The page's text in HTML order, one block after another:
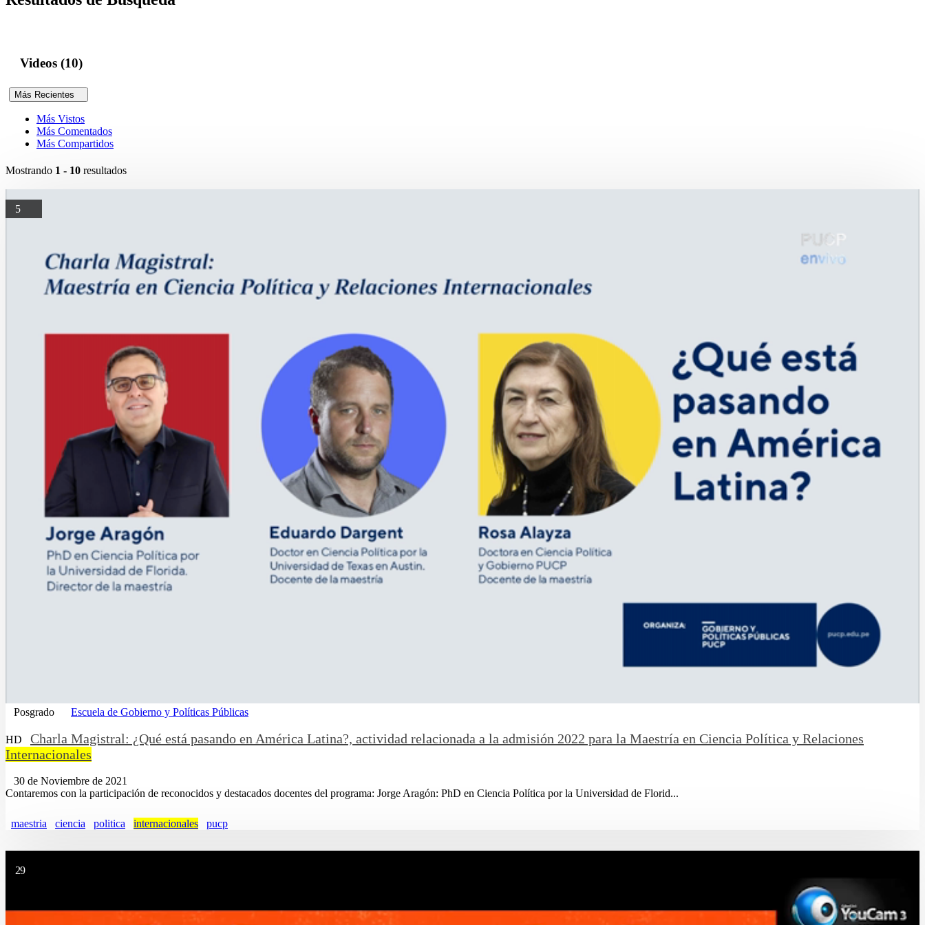
Videos (10)
Más Recientes
Más Vistos
Más Comentados
Más Compartidos
Mostrando 1 - 10 resultados
5
Posgrado Escuela de Gobierno y Políticas Públicas
HD
Charla Magistral: ¿Qué está pasando en América Latina?, actividad relacionada a la admisión 2022 para la Maestría en Ciencia Política y Relaciones
Internacionales
30 de Noviembre de 2021
Contaremos con la participación de reconocidos y destacados docentes del programa: Jorge Aragón: PhD en Ciencia Política por la Universidad de Florid...
maestria ciencia politica internacionales pucp
29